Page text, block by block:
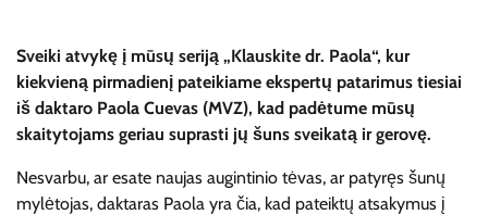
Sveiki atvykę į mūsų seriją „Klauskite dr. Paola“, kur
kiekvieną pirmadienį pateikiame ekspertų patarimus tiesiai
iš daktaro Paola Cuevas (MVZ), kad padėtume mūsų
skaitytojams geriau suprasti jų šuns sveikatą ir gerovę.
Nesvarbu, ar esate naujas augintinio tėvas, ar patyręs šunų
mylėtojas, daktaras Paola yra čia, kad pateiktų atsakymus į